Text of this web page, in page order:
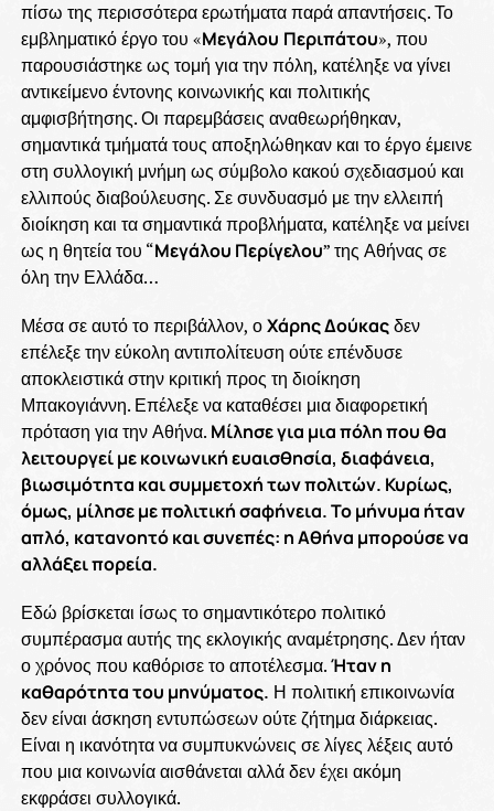
πίσω της περισσότερα ερωτήματα παρά απαντήσεις. Το
εμβληματικό έργο του «Μεγάλου Περιπάτου», που
παρουσιάστηκε ως τομή για την πόλη, κατέληξε να γίνει
αντικείμενο έντονης κοινωνικής και πολιτικής
αμφισβήτησης. Οι παρεμβάσεις αναθεωρήθηκαν,
σημαντικά τμήματά τους αποξηλώθηκαν και το έργο έμεινε
στη συλλογική μνήμη ως σύμβολο κακού σχεδιασμού και
ελλιπούς διαβούλευσης. Σε συνδυασμό με την ελλειπή
διοίκηση και τα σημαντικά προβλήματα, κατέληξε να μείνει
ως η θητεία του “Μεγάλου Περίγελου” της Αθήνας σε
όλη την Ελλάδα…
Μέσα σε αυτό το περιβάλλον, οΧάρης Δούκαςδεν
επέλεξε την εύκολη αντιπολίτευση ούτε επένδυσε
αποκλειστικά στην κριτική προς τη διοίκηση
Μπακογιάννη. Επέλεξε να καταθέσει μια διαφορετική
πρόταση για την Αθήνα. Μίλησε για μια πόλη που θα
λειτουργεί με κοινωνική ευαισθησία, διαφάνεια,
βιωσιμότητα και συμμετοχή των πολιτών. Κυρίως,
όμως, μίλησε με πολιτική σαφήνεια. Το μήνυμα ήταν
απλό, κατανοητό και συνεπές: η Αθήνα μπορούσε να
αλλάξει πορεία.
Εδώ βρίσκεται ίσως το σημαντικότερο πολιτικό
συμπέρασμα αυτής της εκλογικής αναμέτρησης. Δεν ήταν
ο χρόνος που καθόρισε το αποτέλεσμα.Ήταν η
καθαρότητα του μηνύματος. Η πολιτική επικοινωνία
δεν είναι άσκηση εντυπώσεων ούτε ζήτημα διάρκειας.
Είναι η ικανότητα να συμπυκνώνεις σε λίγες λέξεις αυτό
που μια κοινωνία αισθάνεται αλλά δεν έχει ακόμη
εκφράσει συλλογικά.